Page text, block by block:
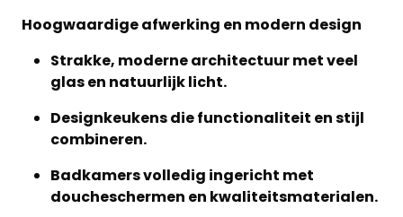
Hoogwaardige afwerking en modern design
Strakke, moderne architectuur met veel
glas en natuurlijk licht.
Designkeukens die functionaliteit en stijl
combineren.
Badkamers volledig ingericht met
doucheschermen en kwaliteitsmaterialen.